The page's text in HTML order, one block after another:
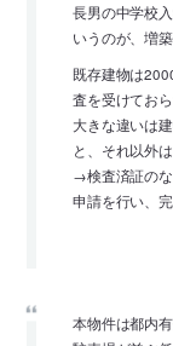
長男の中学校
いうのが、増
既存建物は
査を受けてお
大きな違いは
と、それ以外
→検査済証の
申請を行い、
本物件は都内